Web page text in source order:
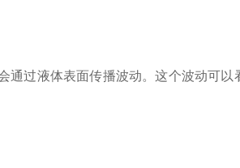
过液体表面传播波动。这个波动可以